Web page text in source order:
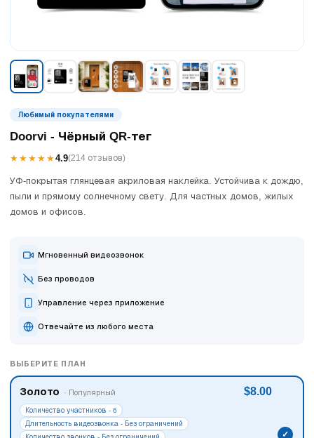
Любимый покупателями
Doorvi - Чёрный QR-тег
★★★★★4.9(214 отзывов)
УФ-покрытая глянцевая акриловая наклейка. Устойчива к дождю,
пыли и прямому солнечному свету. Для частных домов, жилых
домов и офисов.
Мгновенный видеозвонок
Без проводов
Управление через приложение
Отвечайте из любого места
ВЫБЕРИТЕ ПЛАН
Золото · Популярный $8.00
Количество участников - 6
Длительность видеозвонка - Без ограничений